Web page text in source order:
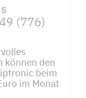
(776)
können den
beim
im Monat